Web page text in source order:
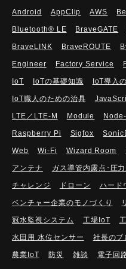
Android AppClip AWS
Bluetooth®︎ LE BraveGATE
BraveLINK BraveROUTE
Engineer Factory Service
IoT IoTの基礎知識 IoT導入
IoT職人のための治具
LTE／LTE-M Module
Raspberry Pi Sigfox
Web Wi-Fi Wizard Room
アンテナ ガス導管内露点･圧
チャレンジ ドローン ハード
ベンチャー企業のモノづくり
冠水監視システム 工場IoT
水田用 水位センサー 社長のブ
農業IoT 防災 雑談 電子回